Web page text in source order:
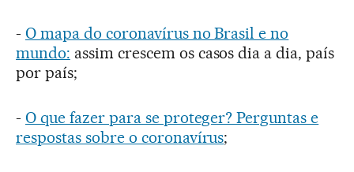
- O mapa do coronavírus no Brasil e no
mundo: assim crescem os casos dia a dia, país
por país;
- O que fazer para se proteger? Perguntas e
respostas sobre o coronavírus;